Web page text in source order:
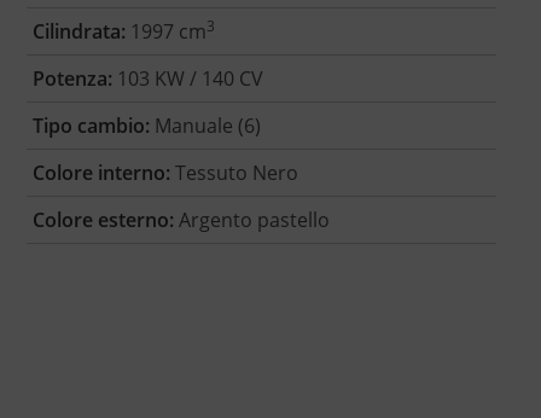
Cilindrata: 1997 cm3
Potenza: 103 KW / 140 CV
Tipo cambio: Manuale (6)
Colore interno: Tessuto Nero
Colore esterno: Argento pastello